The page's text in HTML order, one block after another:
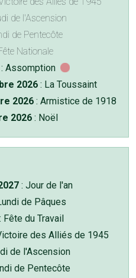
de l'Ascension
de Pentecôte
Nationale
: Assomption
2026 : La Toussaint
2026 : Armistice de 1918
2026 : Noël
: Jour de l'an
de Pâques
: Fête du Travail
des Alliés de 1945
de l'Ascension
de Pentecôte